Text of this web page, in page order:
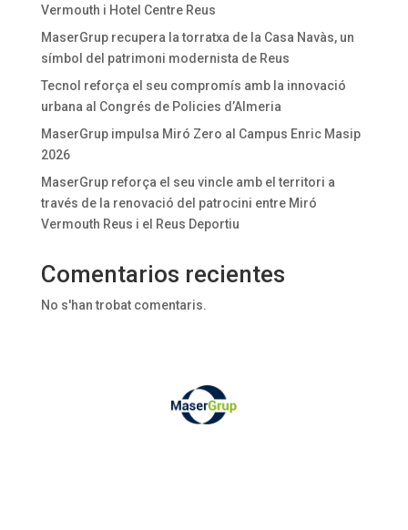
Vermouth i Hotel Centre Reus
MaserGrup recupera la torratxa de la Casa Navàs, un
símbol del patrimoni modernista de Reus
Tecnol reforça el seu compromís amb la innovació
urbana al Congrés de Policies d’Almeria
MaserGrup impulsa Miró Zero al Campus Enric Masip
2026
MaserGrup reforça el seu vincle amb el territori a
través de la renovació del patrocini entre Miró
Vermouth Reus i el Reus Deportiu
Comentarios recientes
No s'han trobat comentaris.